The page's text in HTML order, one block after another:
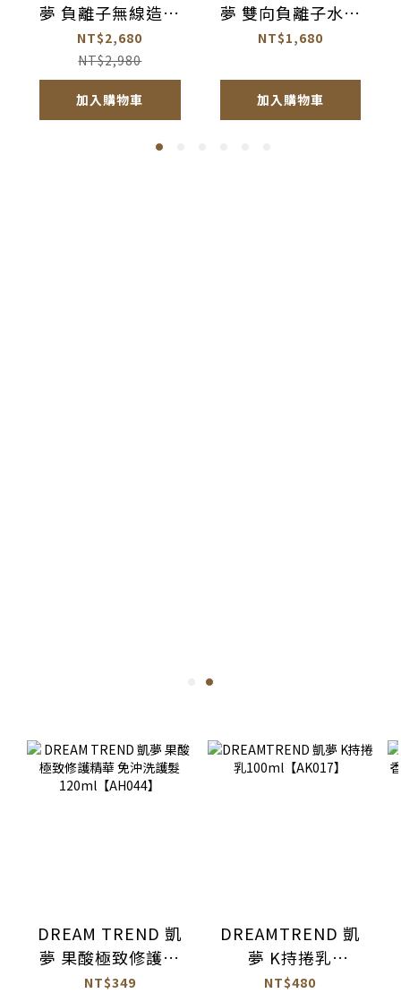
夢 負離子無線造型
梳【AC003】
NT$2,680
NT$2,980
加入購物車
夢 雙向負離子水光
離子夾【AC005】
NT$1,680
加入購物車
DREAM TREND 凱
夢 果酸極致修護精
華 免沖洗護髮
NT$349
DREAMTREND 凱
夢 K持捲乳
100ml【AK017】
NT$480